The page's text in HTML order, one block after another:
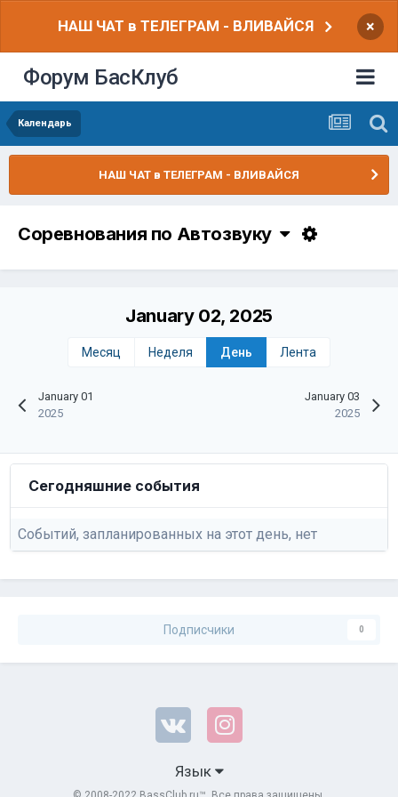
НАШ ЧАТ в ТЕЛЕГРАМ - ВЛИВАЙСЯ ×
Форум БасКлуб
Календарь
НАШ ЧАТ в ТЕЛЕГРАМ - ВЛИВАЙСЯ
Соревнования по Автозвуку
January 01
2025
January 02, 2025
Месяц Неделя День Лента
January 03
2025
Сегодняшние события
Событий, запланированных на этот день, нет
Подписчики 0
Язык